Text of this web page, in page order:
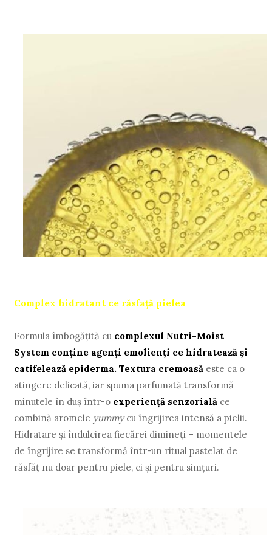
Complex hidratant ce răsfaţă pielea
Formula îmbogăţită cu complexul Nutri-Moist
System conţine agenţi emolienţi ce hidratează şi
catifelează epiderma. Textura cremoasă este ca o
atingere delicată, iar spuma parfumată transformă
minutele în duş într-o experienţă senzorială ce
combină aromele yummycu îngrijirea intensă a pielii.
Hidratare şi îndulcirea fiecărei dimineţi – momentele
de îngrijire se transformă într-un ritual pastelat de
răsfăţ nu doar pentru piele, ci şi pentru simţuri.